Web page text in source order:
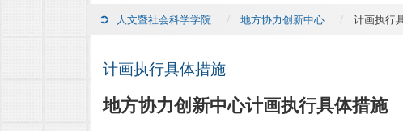
人文暨社会科学学院 地方协力创新中心 计画执行
计画执行具体措施
地方协力创新中心计画执行具体措施